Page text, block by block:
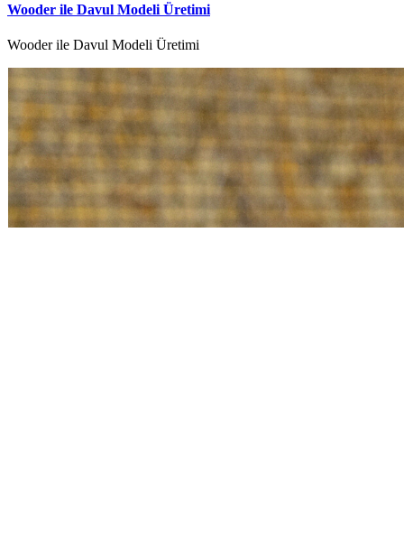
Wooder ile Davul Modeli Üretimi
Wooder ile Davul Modeli Üretimi